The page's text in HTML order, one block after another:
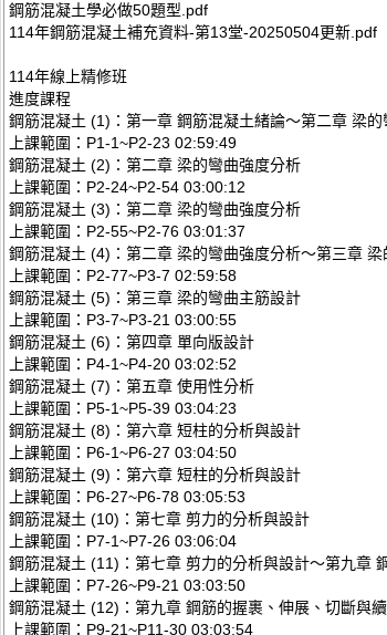
鋼筋混凝土學必做50題型.pdf
114年鋼筋混凝土補充資料-第13堂-20250504更新.pdf
114年線上精修班
進度課程
鋼筋混凝土 (1)：第一章 鋼筋混凝土緒論～第二章 梁
上課範圍：P1-1~P2-23 02:59:49
鋼筋混凝土 (2)：第二章 梁的彎曲強度分析
上課範圍：P2-24~P2-54 03:00:12
鋼筋混凝土 (3)：第二章 梁的彎曲強度分析
上課範圍：P2-55~P2-76 03:01:37
鋼筋混凝土 (4)：第二章 梁的彎曲強度分析～第三章
上課範圍：P2-77~P3-7 02:59:58
鋼筋混凝土 (5)：第三章 梁的彎曲主筋設計
上課範圍：P3-7~P3-21 03:00:55
鋼筋混凝土 (6)：第四章 單向版設計
上課範圍：P4-1~P4-20 03:02:52
鋼筋混凝土 (7)：第五章 使用性分析
上課範圍：P5-1~P5-39 03:04:23
鋼筋混凝土 (8)：第六章 短柱的分析與設計
上課範圍：P6-1~P6-27 03:04:50
鋼筋混凝土 (9)：第六章 短柱的分析與設計
上課範圍：P6-27~P6-78 03:05:53
鋼筋混凝土 (10)：第七章 剪力的分析與設計
上課範圍：P7-1~P7-26 03:06:04
鋼筋混凝土 (11)：第七章 剪力的分析與設計～第九章
上課範圍：P7-26~P9-21 03:03:50
鋼筋混凝土 (12)：第九章 鋼筋的握裹、伸展、切斷與
上課範圍：P9-21~P11-30 03:03:54